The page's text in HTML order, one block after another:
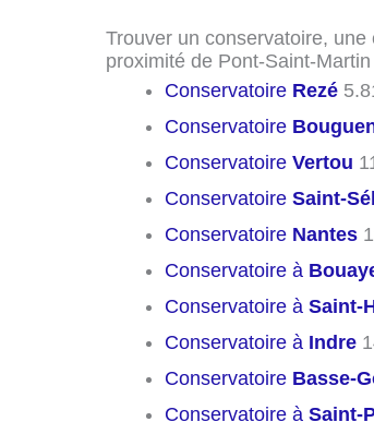
Trouver un conservatoire,
proximité de Pont-Saint-Martin
Conservatoire Rezé
Conservatoire
Conservatoire Vertou
Conservatoire Saint-
Conservatoire Nantes
Conservatoire à
Conservatoire à Saint-
Conservatoire à Indre
Conservatoire Basse-
Conservatoire à Saint-